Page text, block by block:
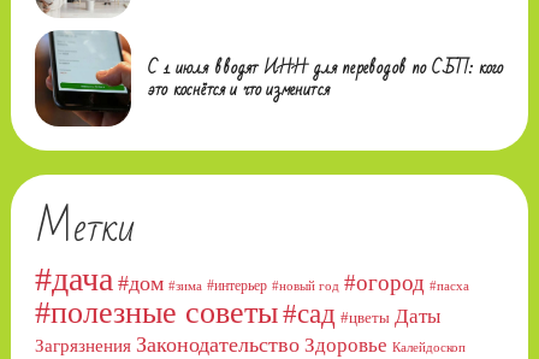
С 1 июля вводят ИНН для переводов по СБП: кого
это коснётся и что изменится
Метки
#дача #дом #зима #интерьер #новый год #огород #пасха
#полезные советы#сад #цветы Даты
Загрязнения Законодательство Здоровье Калейдоскоп